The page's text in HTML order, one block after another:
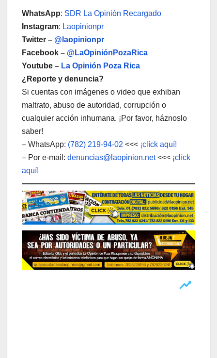
WhatsApp: SDR La Opinión Recargado
Instagram: Laopinionpr
Twitter – @laopinionpr
Facebook – @LaOpiniónPozaRica
Youtube – La Opinión Poza Rica
¿Reporte y denuncia?
Si cuentas con imágenes o video que exhiban
maltrato, abuso de autoridad, corrupción o
cualquier acción inhumana. ¡Por favor, háznoslo
saber!
– WhatsApp: (782) 219-94-02 <<< ¡clíck aquí!
– Por e-mail: denuncias@laopinion.net<<< ¡clíck
aquí!